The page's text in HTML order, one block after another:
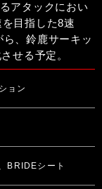
アタックにおい
目指した8速
、鈴鹿サーキッ
せる予定。
ョン
BRIDEシート